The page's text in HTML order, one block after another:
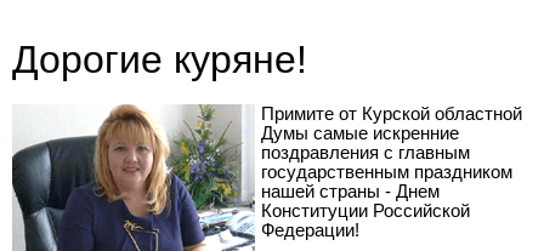
Дорогие куряне!
Примите от Курской областной
Думы самые искренние
поздравления с главным
государственным праздником
нашей страны - Днем
Конституции Российской
Федерации!